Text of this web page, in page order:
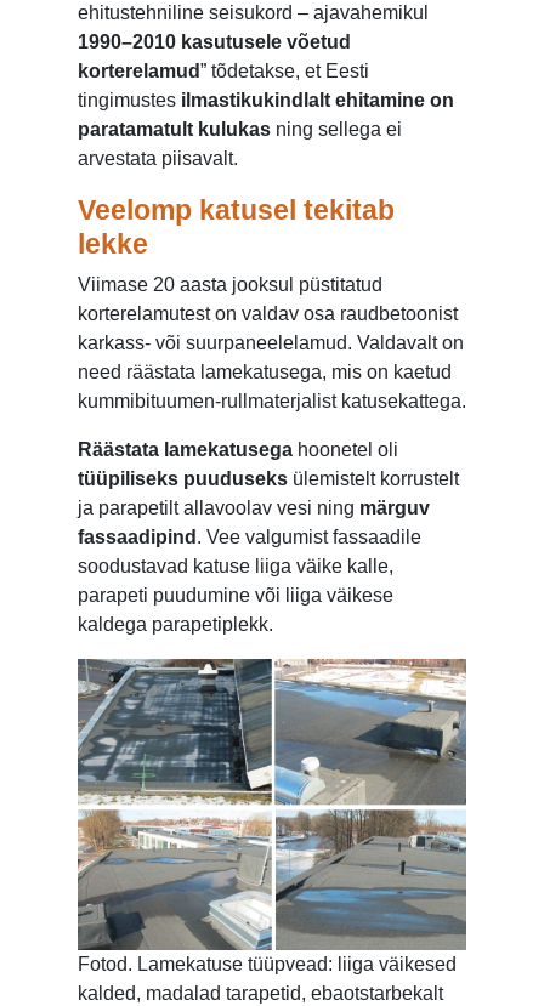
ehitustehniline seisukord – ajavahemikul
1990–2010 kasutusele võetud
korterelamud” tõdetakse, et Eesti
tingimustes ilmastikukindlalt ehitamine on
paratamatult kulukas ning sellega ei
arvestata piisavalt.
Veelomp katusel tekitab
lekke
Viimase 20 aasta jooksul püstitatud
korterelamutest on valdav osa raudbetoonist
karkass- või suurpaneelelamud. Valdavalt on
need räästata lamekatusega, mis on kaetud
kummibituumen-rullmaterjalist katusekattega.
Räästata lamekatusega hoonetel oli
tüüpiliseks puuduseks ülemistelt korrustelt
ja parapetilt allavoolav vesi ning märguv
fassaadipind . Vee valgumist fassaadile
soodustavad katuse liiga väike kalle,
parapeti puudumine või liiga väikese
kaldega parapetiplekk.
Fotod. Lamekatuse tüüpvead: liiga väikesed
kalded, madalad tarapetid, ebaotstarbekalt